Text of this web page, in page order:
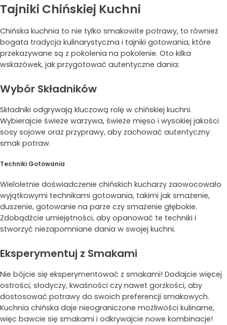
Tajniki Chińskiej Kuchni
Chińska kuchnia to nie tylko smakowite potrawy, to również
bogata tradycja kulinarystyczna i tajniki gotowania, które
przekazywane są z pokolenia na pokolenie. Oto kilka
wskazówek, jak przygotować autentyczne dania:
Wybór Składników
Składniki odgrywają kluczową rolę w chińskiej kuchni.
Wybierajcie świeże warzywa, świeże mięso i wysokiej jakości
sosy sojowe oraz przyprawy, aby zachować autentyczny
smak potraw.
Techniki Gotowania
Wieloletnie doświadczenie chińskich kucharzy zaowocowało
wyjątkowymi technikami gotowania, takimi jak smażenie,
duszenie, gotowanie na parze czy smażenie głębokie.
Zdobądźcie umiejętności, aby opanować te techniki i
stworzyć niezapomniane dania w swojej kuchni.
Eksperymentuj z Smakami
Nie bójcie się eksperymentować z smakami! Dodajcie więcej
ostrości, słodyczy, kwaśności czy nawet gorzkości, aby
dostosować potrawy do swoich preferencji smakowych.
Kuchnia chińska daje nieograniczone możliwości kulinarne,
więc bawcie się smakami i odkrywajcie nowe kombinacje!